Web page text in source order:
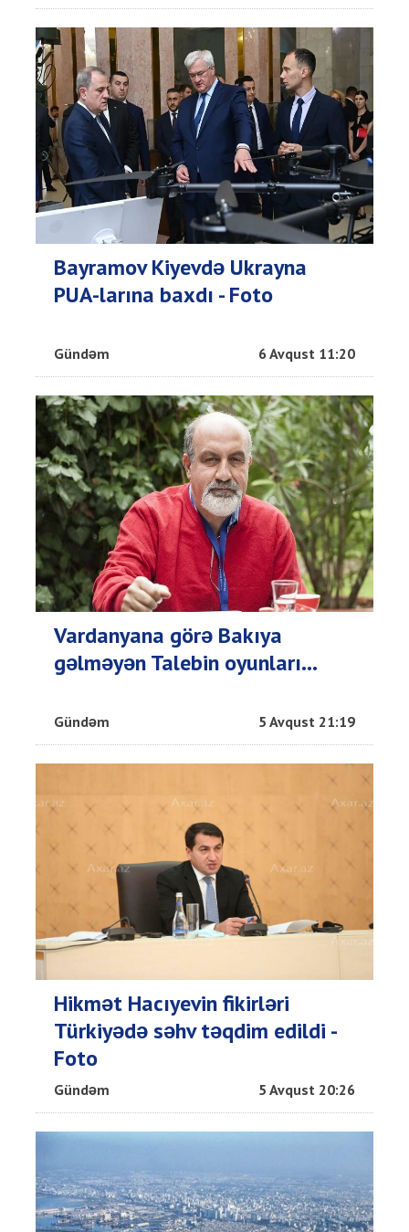
Bayramov Kiyevdə Ukrayna
PUA-larına baxdı - Foto
Gündəm 6 Avqust 11:20
Vardanyana görə Bakıya
gəlməyən Talebin oyunları...
Gündəm 5 Avqust 21:19
Hikmət Hacıyevin fikirləri
Türkiyədə səhv təqdim edildi -
Foto
Gündəm 5 Avqust 20:26